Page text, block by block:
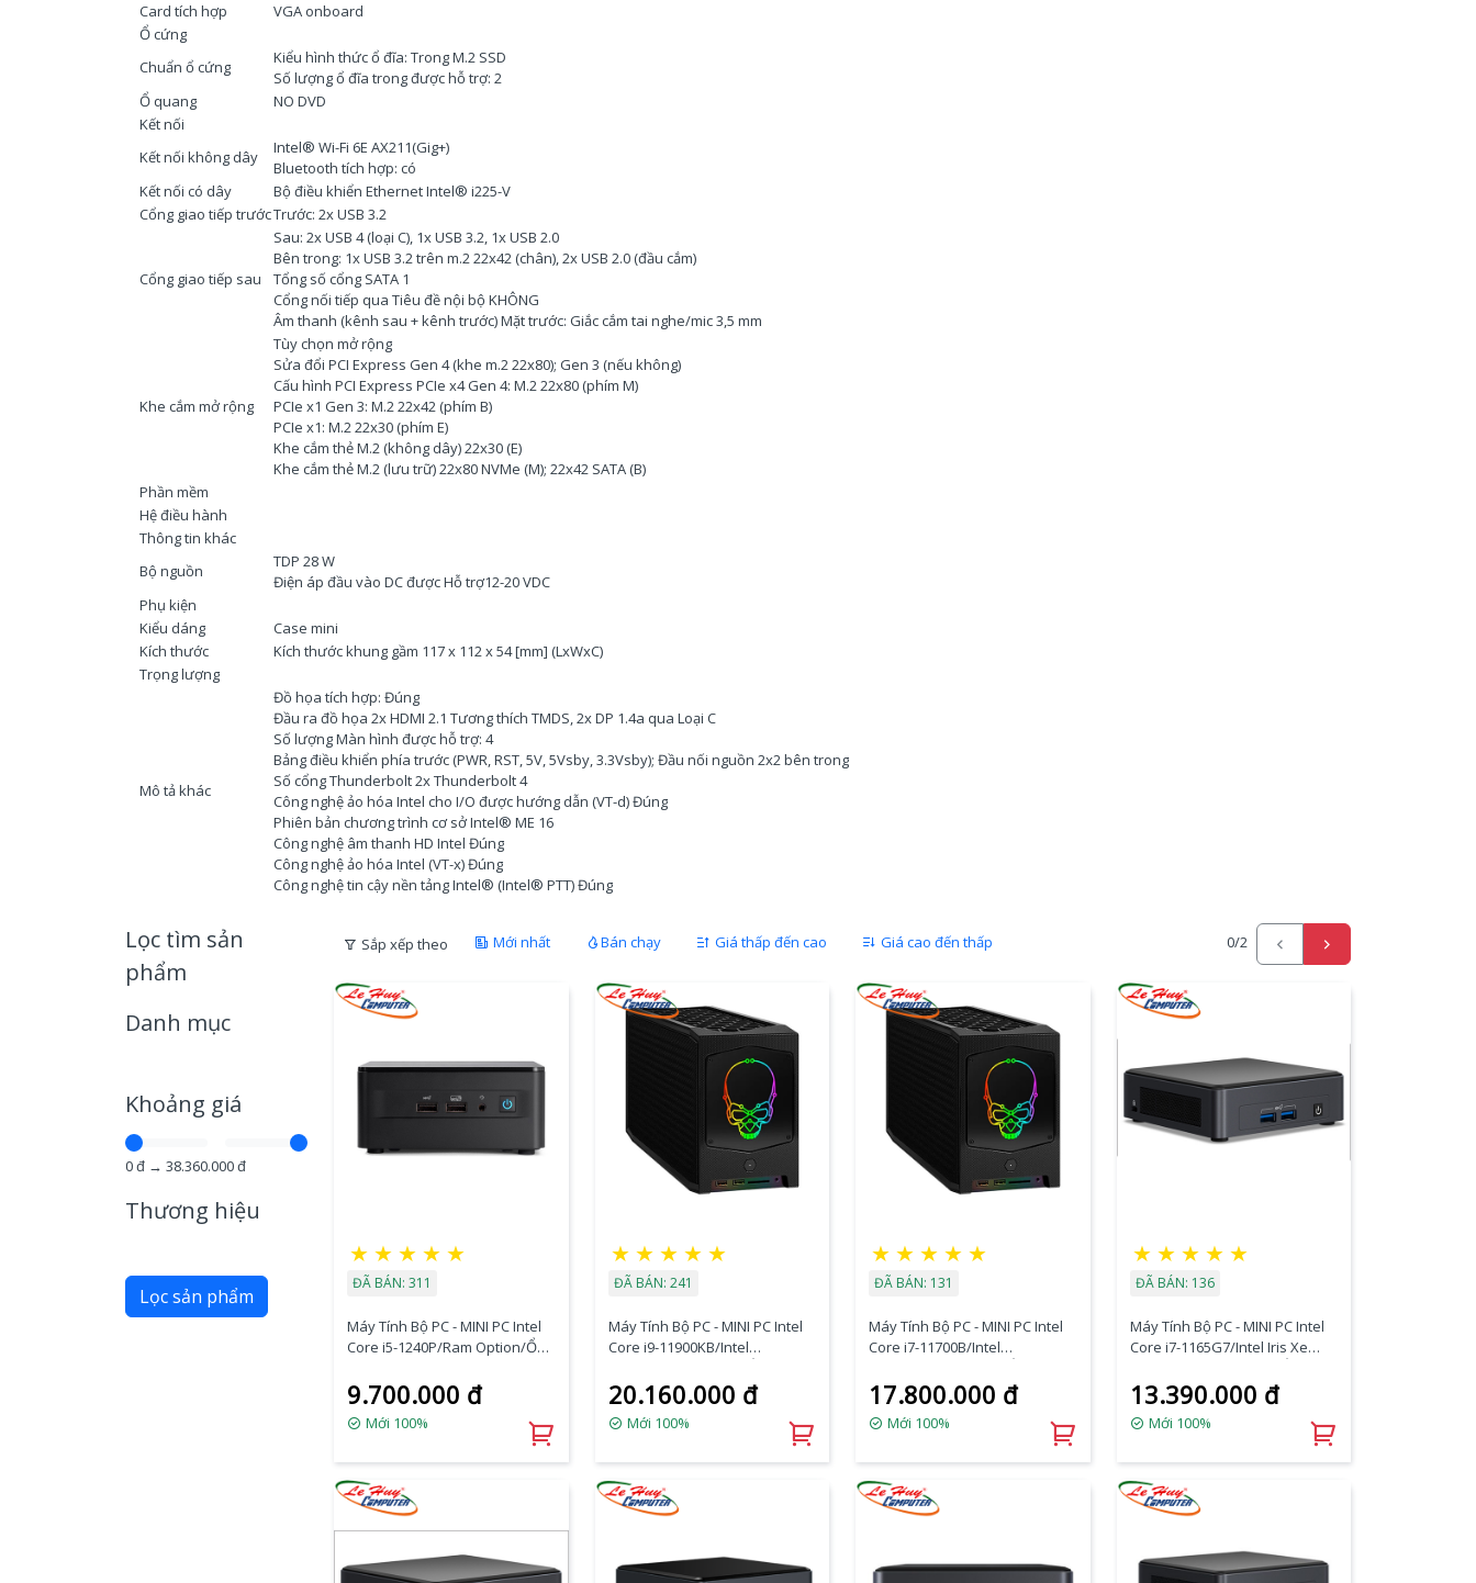
Card tích hợp
VGA onboard
Ổ cứng
Chuẩn ổ cứng
Kiểu hình thức ổ đĩa: Trong M.2 SSD
Số lượng ổ đĩa trong được hỗ trợ: 2
Ổ quang
NO DVD
Kết nối
Kết nối không dây
Intel® Wi-Fi 6E AX211(Gig+)
Bluetooth tích hợp: có
Kết nối có dây
Bộ điều khiển Ethernet Intel® i225-V
Cổng giao tiếp trướcTrước: 2x USB 3.2
Cổng giao tiếp sau
Sau: 2x USB 4 (loại C), 1x USB 3.2, 1x USB 2.0
Bên trong: 1x USB 3.2 trên m.2 22x42 (chân), 2x USB 2.0 (đầu cắm)
Tổng số cổng SATA 1
Cổng nối tiếp qua Tiêu đề nội bộ KHÔNG
Âm thanh (kênh sau + kênh trước) Mặt trước: Giắc cắm tai nghe/mic 3,5 mm
Khe cắm mở rộng
Tùy chọn mở rộng
Sửa đổi PCI Express Gen 4 (khe m.2 22x80); Gen 3 (nếu không)
Cấu hình PCI Express PCIe x4 Gen 4: M.2 22x80 (phím M)
PCIe x1 Gen 3: M.2 22x42 (phím B)
PCIe x1: M.2 22x30 (phím E)
Khe cắm thẻ M.2 (không dây) 22x30 (E)
Khe cắm thẻ M.2 (lưu trữ) 22x80 NVMe (M); 22x42 SATA (B)
Phần mềm
Hệ điều hành
Thông tin khác
Bộ nguồn
TDP 28 W
Điện áp đầu vào DC được Hỗ trợ12-20 VDC
Phụ kiện
Kiểu dáng
Case mini
Kích thước
Kích thước khung gầm 117 x 112 x 54 [mm] (LxWxC)
Trọng lượng
Mô tả khác
Đồ họa tích hợp: Đúng
Đầu ra đồ họa 2x HDMI 2.1 Tương thích TMDS, 2x DP 1.4a qua Loại C
Số lượng Màn hình được hỗ trợ: 4
Bảng điều khiển phía trước (PWR, RST, 5V, 5Vsby, 3.3Vsby); Đầu nối nguồn 2x2 bên trong
Số cổng Thunderbolt 2x Thunderbolt 4
Công nghệ ảo hóa Intel cho I/O được hướng dẫn (VT-d) Đúng
Phiên bản chương trình cơ sở Intel® ME 16
Công nghệ âm thanh HD Intel Đúng
Công nghệ ảo hóa Intel (VT-x) Đúng
Công nghệ tin cậy nền tảng Intel® (Intel® PTT) Đúng
Lọc tìm sản
phẩm
Danh mục
Khoảng giá
0đ → 38.360.000đ
Thương hiệu
Lọc sản phẩm
Sắp xếp theo Mới nhất Bán chạy Giá thấp đến cao Giá cao đến thấp 0/2
★ ★ ★ ★ ★
ĐÃ BÁN: 311
Máy Tính Bộ PC - MINI PC Intel
Core i5-1240P/Ram Option/Ổ
(RNUC12WSHI50000)
9.700.000 đ
Mới 100%
★ ★ ★ ★ ★
ĐÃ BÁN: 241
Máy Tính Bộ PC - MINI PC Intel
Core i9-11900KB/Intel
Option/Dos
(RNUC11BTMI90000)
20.160.000 đ
Mới 100%
★ ★ ★ ★ ★
ĐÃ BÁN: 131
Máy Tính Bộ PC - MINI PC Intel
Core i7-11700B/Intel
Option/Dos
(RNUC11BTMI70000)
17.800.000 đ
Mới 100%
★ ★ ★ ★ ★
ĐÃ BÁN: 136
Máy Tính Bộ PC - MINI PC Intel
Core i7-1165G7/Intel Iris Xe
Option/Dos
(BNUC11TNKI70000)
13.390.000 đ
Mới 100%